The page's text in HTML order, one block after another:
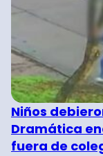
Niños
Dramática
fuera de